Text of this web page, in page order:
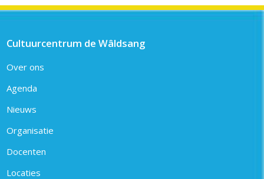
Cultuurcentrum de Wâldsang
Over ons
Agenda
Nieuws
Organisatie
Docenten
Locaties